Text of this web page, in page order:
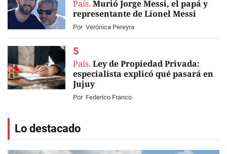
País. Murió Jorge Messi, el papá y
representante de Lionel Messi
Por Verónica Pereyra
País. Ley de Propiedad Privada:
especialista explicó qué pasará en
Jujuy
Por Federico Franco
Lo destacado